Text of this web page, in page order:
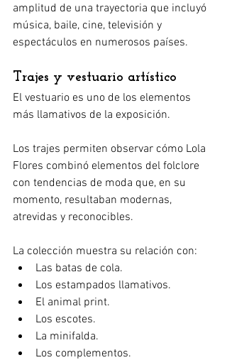
amplitud de una trayectoria que incluyó
música, baile, cine, televisión y
espectáculos en numerosos países.
Trajes y vestuario artístico
El vestuario es uno de los elementos
más llamativos de la exposición.
Los trajes permiten observar cómo Lola
Flores combinó elementos del folclore
con tendencias de moda que, en su
momento, resultaban modernas,
atrevidas y reconocibles.
La colección muestra su relación con:
Las batas de cola.
Los estampados llamativos.
El animal print.
Los escotes.
La minifalda.
Los complementos.